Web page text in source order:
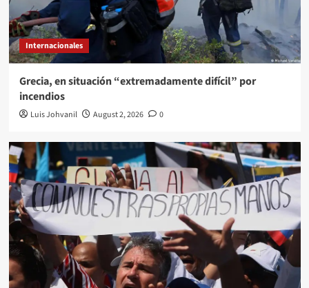
Internacionales
Grecia, en situación “extremadamente difícil” por
incendios
Luis Johvanil August 2, 2026 0